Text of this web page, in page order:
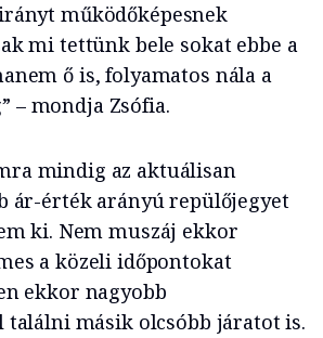
működőképesnek
mi tettünk bele sokat ebbe a
ő is, folyamatos nála a
– mondja Zsófia.
mindig az aktuálisan
ár-érték arányú repülőjegyet
ki. Nem muszáj ekkor
a közeli időpontokat
ekkor nagyobb
találni másik olcsóbb járatot is.